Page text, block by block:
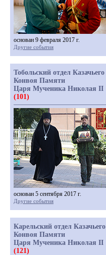
основан 9 февраля 2017 г.
Другие события
Тобольский отдел Казачьего
Конвоя Памяти
Царя Мученика Николая II
(101)
основан 5 сентября 2017 г.
Другие события
Карельский отдел Казачьего
Конвоя Памяти
Царя Мученика Николая II
(121)